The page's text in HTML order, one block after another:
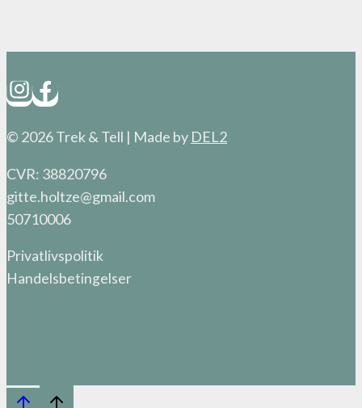
© 2026 Trek & Tell | Made by DEL2
CVR: 38820796
gitte.holtze@gmail.com
50710006
Privatlivspolitik
Handelsbetingelser